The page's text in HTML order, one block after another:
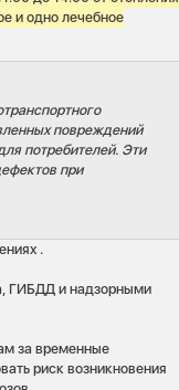
и одно лечебное
повреждений
потребителей. Эти
при
.
ГИБДД и надзорными
за временные
риск возникновения